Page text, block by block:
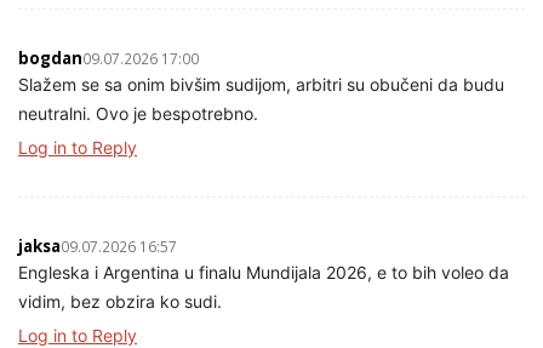
bogdan09.07.2026 17:00
Slažem se sa onim bivšim sudijom, arbitri su obučeni da budu
neutralni. Ovo je bespotrebno.
Log in to Reply
jaksa09.07.2026 16:57
Engleska i Argentina u finalu Mundijala 2026, e to bih voleo da
vidim, bez obzira ko sudi.
Log in to Reply